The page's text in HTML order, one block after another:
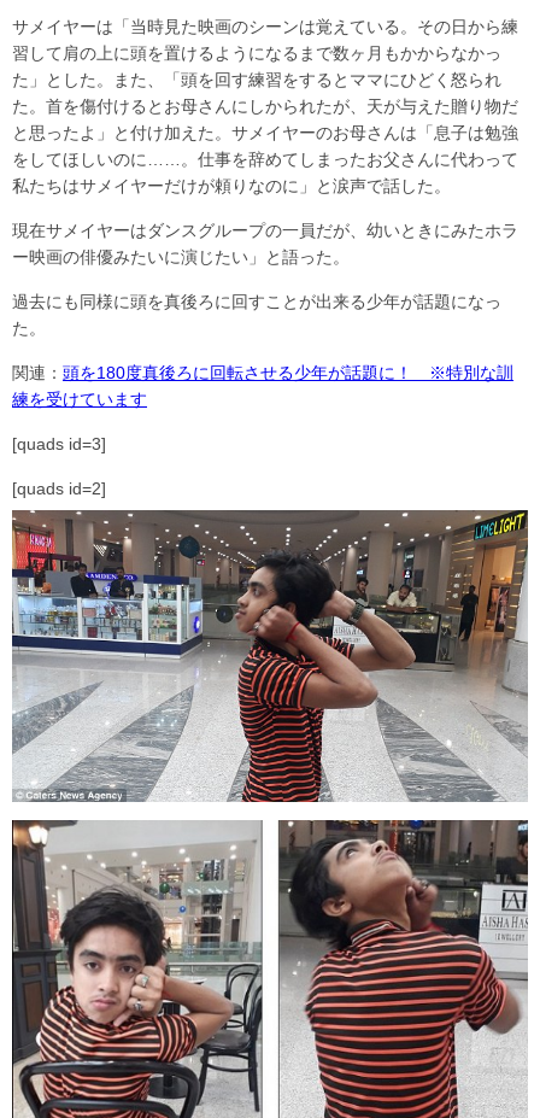
サメイヤーは「当時見た映画のシーンは覚えている。その日から練
習して肩の上に頭を置けるようになるまで数ヶ月もかからなかっ
た」とした。また、「頭を回す練習をするとママにひどく怒られ
た。首を傷付けるとお母さんにしかられたが、天が与えた贈り物だ
と思ったよ」と付け加えた。サメイヤーのお母さんは「息子は勉強
をしてほしいのに……。仕事を辞めてしまったお父さんに代わって
私たちはサメイヤーだけが頼りなのに」と涙声で話した。
現在サメイヤーはダンスグループの一員だが、幼いときにみたホラ
ー映画の俳優みたいに演じたい」と語った。
過去にも同様に頭を真後ろに回すことが出来る少年が話題になっ
た。
関連： 頭を180度真後ろに回転させる少年が話題に！ ※特別な訓
練を受けています
[quads id=3]
[quads id=2]